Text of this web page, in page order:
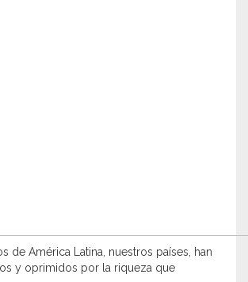
de América Latina, nuestros países, han
y oprimidos por la riqueza que